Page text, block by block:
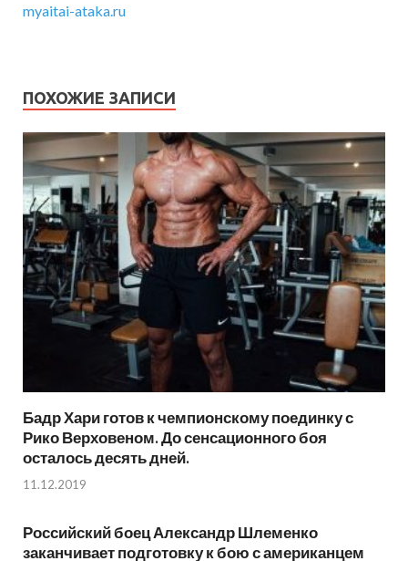
myaitai-ataka.ru
ПОХОЖИЕ ЗАПИСИ
Бадр Хари готов к чемпионскому поединку с
Рико Верховеном. До сенсационного боя
осталось десять дней.
11.12.2019
Российский боец Александр Шлеменко
заканчивает подготовку к бою с американцем